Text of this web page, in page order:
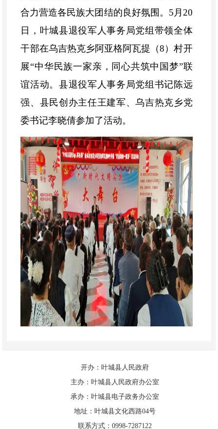
合力营造各民族大团结的良好氛围。5月20
日，叶城县退役军人事务局党组带领全体
干部在乌吉热克乡阿亚格阿瓦提（8）村开
展“中华民族一家亲，同心共筑中国梦”联
谊活动。县退役军人事务局党组书记陈远
强、县民创办主任王建军、乌吉热克乡党
委书记李晓倩参加了活动。
大家共同参加了升国旗、聆听了县民
生活、坚定不移跟党走”主题宣讲，并开展
了民族团结知识竞赛活动，退役军人事务
开办：叶城县人民政府
主办：叶城县人民政府办公室
承办：叶城县电子政务办公室
地址：叶城县文化西路04号
联系方式：0998-7287122